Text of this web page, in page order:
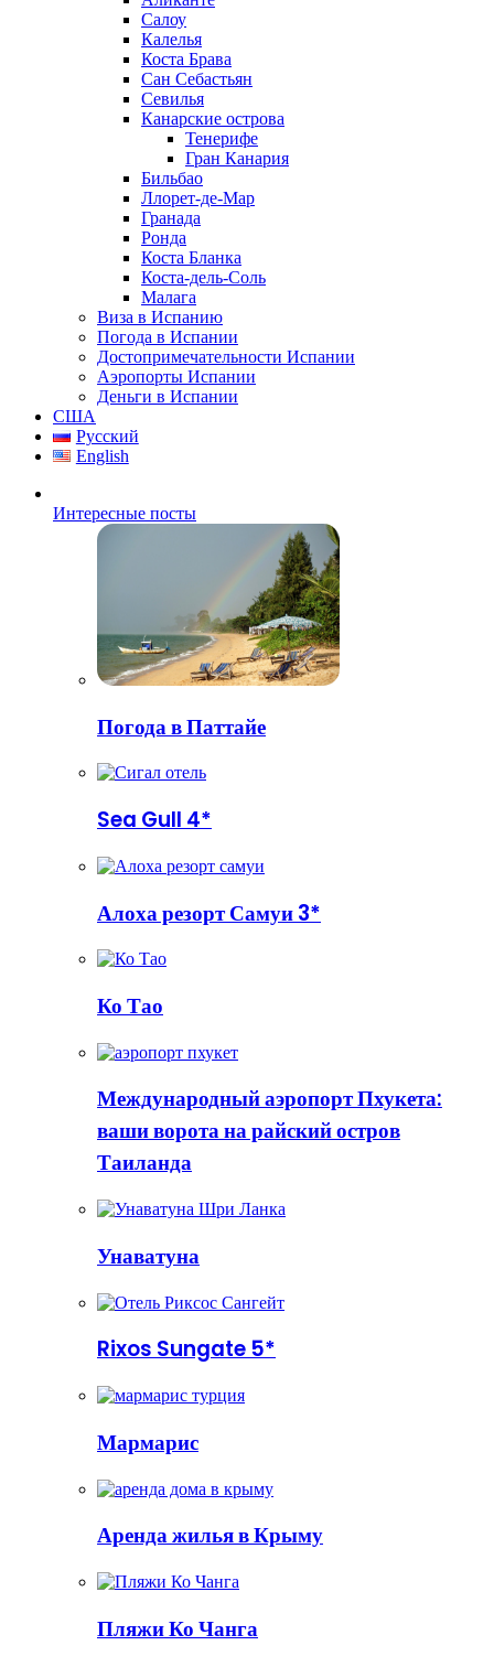
Салоу
Калелья
Коста Брава
Сан Себастьян
Севилья
Канарские острова
Тенерифе
Гран Канария
Бильбао
Ллорет-де-Мар
Гранада
Ронда
Коста Бланка
Коста-дель-Соль
Малага
Виза в Испанию
Погода в Испании
Достопримечательности Испании
Аэропорты Испании
Деньги в Испании
США
Русский
English
Интересные посты
Погода в Паттайе
Sea Gull 4*
Алоха резорт Самуи 3*
Ко Тао
Международный аэропорт Пхукета:
ваши ворота на райский остров
Таиланда
Унаватуна
Rixos Sungate 5*
Мармарис
Аренда жилья в Крыму
Пляжи Ко Чанга